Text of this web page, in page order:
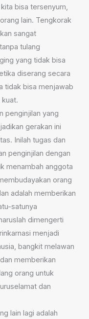
bisa tersenyum,
lain. Tengkorak
sangat
tulang
yang tidak bisa
diserang secara
tidak bisa menjawab
penginjilan yang
gerakan ini
Inilah tugas dan
penginjilan dengan
menambah anggota
orang
adalah memberikan
satunya
dimengerti
menjadi
bangkit melawan
memberikan
orang untuk
dan
lain lagi adalah